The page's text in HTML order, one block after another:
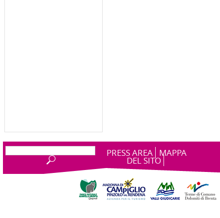
PRESS AREA MAPPA
DEL SITO